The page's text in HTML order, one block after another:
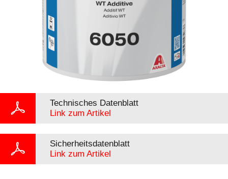
Technisches Datenblatt
Link zum Artikel
Sicherheitsdatenblatt
Link zum Artikel